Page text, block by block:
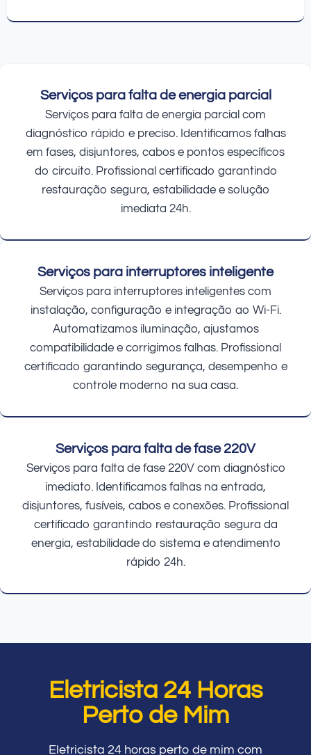
Serviços para falta de energia parcial
Serviços para falta de energia parcial com
diagnóstico rápido e preciso. Identificamos falhas
em fases, disjuntores, cabos e pontos específicos
do circuito. Profissional certificado garantindo
restauração segura, estabilidade e solução
imediata 24h.
Serviços para interruptores inteligente
Serviços para interruptores inteligentes com
instalação, configuração e integração ao Wi-Fi.
Automatizamos iluminação, ajustamos
compatibilidade e corrigimos falhas. Profissional
certificado garantindo segurança, desempenho e
controle moderno na sua casa.
Serviços para falta de fase 220V
Serviços para falta de fase 220V com diagnóstico
imediato. Identificamos falhas na entrada,
disjuntores, fusíveis, cabos e conexões. Profissional
certificado garantindo restauração segura da
energia, estabilidade do sistema e atendimento
rápido 24h.
Eletricista 24 Horas
Perto de Mim
Eletricista 24 horas perto de mim com